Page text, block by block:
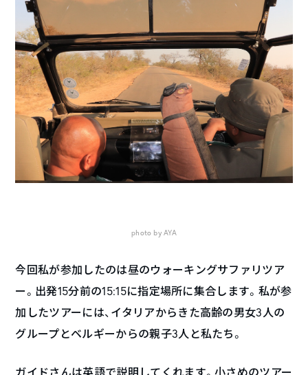
photo by AYA
今回私が参加したのは昼のウォーキングサファリツア
ー。出発15分前の15:15に指定場所に集合します。私が参
加したツアーには、イタリアからきた高齢の男女3人の
グループとベルギーからの親子3人と私たち。
ガイドさんは英語で説明してくれます。小さめのツアー